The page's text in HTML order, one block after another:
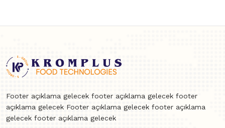
Footer açıklama gelecek footer açıklama gelecek footer
açıklama gelecek Footer açıklama gelecek footer açıklama
gelecek footer açıklama gelecek